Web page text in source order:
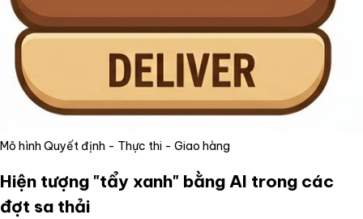
Mô hình Quyết định - Thực thi - Giao hàng
Hiện tượng "tẩy xanh" bằng AI trong các
đợt sa thải